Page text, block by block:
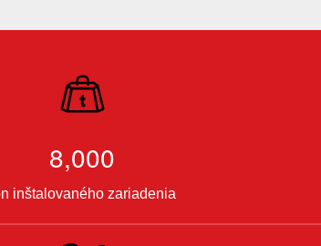
8,000
inštalovaného zariadenia